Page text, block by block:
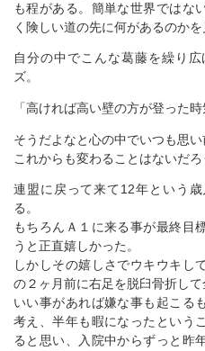
も程がある。簡単な世界ではな
く険しい道の先に何があるのかを
自分の中でこんな葛藤を繰り
ズ。
「高ければ高い壁の方が登った
そうだよなと心の中でいつも思い
これからも変わることはないだろ
連盟に戻って来て12年という
る。
もちろんＡ１に来る事が最終目
うと正直嬉しかった。
しかしその嬉しさでウキウキし
の２ヶ月前に右足を脱臼骨折して
いい事があれば嫌な事も起こる
考え、半年も暇になったという
ると思い、入院中からずっと昨